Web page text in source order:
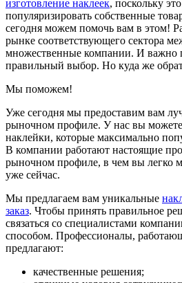
изготовление наклеек, поскольку
популяризировать собственные
сегодня можем помочь вам в этом!
рынке соответствующего сектора
множественные компании. И важно
правильный выбор. Но куда же
Мы поможем!
Уже сегодня мы предоставим вам
рыночном профиле. У нас вы можете
наклейки, которые максимально
В компании работают настоящие
рыночном профиле, в чем вы легко
уже сейчас.
Мы предлагаем вам уникальные
заказ. Чтобы принять правильное
связаться со специалистами
способом. Профессионалы,
предлагают:
качественные решения;